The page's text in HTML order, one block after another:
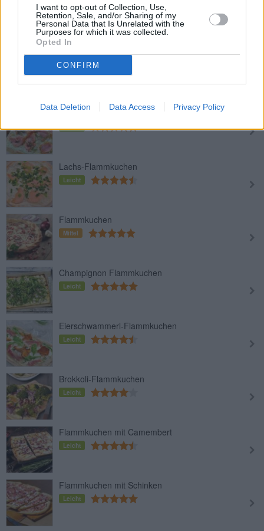
I want to opt-out of Collection, Use,
Retention, Sale, and/or Sharing of my
Personal Data that Is Unrelated with the
Purposes for which it was collected.
Opted In
CONFIRM
Data Deletion Data Access Privacy Policy
Flammkuchen mit Lauch
Leicht
Flammkuchen mit Speck und
Zwiebeln
Leicht
Flammkuchen mit Räucherlachs
Leicht
Lachs-Flammkuchen
Leicht
Flammkuchen
Mittel
Champignon Flammkuchen
Leicht
Eierschwammerl-Flammkuchen
Leicht
Brokkoli-Flammkuchen
Leicht
Flammkuchen mit Camembert
Leicht
Flammkuchen mit Schinken
Leicht